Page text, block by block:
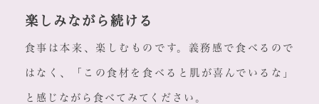
楽しみながら続ける
食事は本来、楽しむものです。義務感で食べるので
はなく、「この食材を食べると肌が喜んでいるな」
と感じながら食べてみてください。